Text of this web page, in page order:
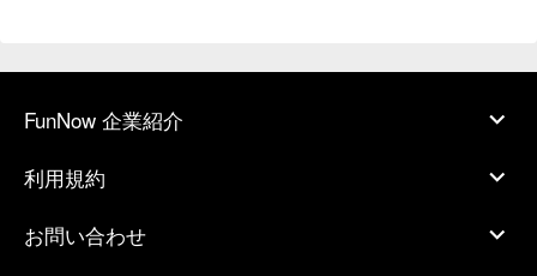
FunNow 企業紹介
利用規約
お問い合わせ